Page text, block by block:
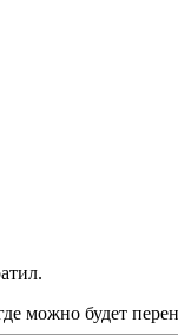
можно будет